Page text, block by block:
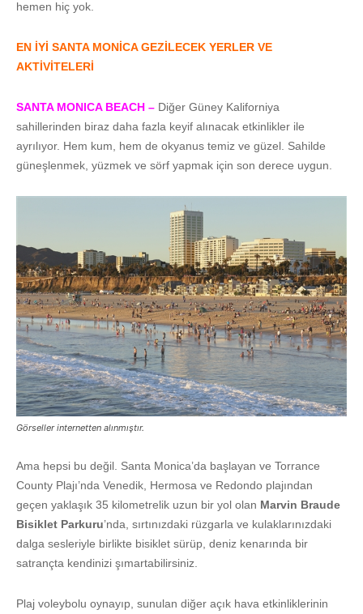
hemen hiç yok.
EN İYİ SANTA MONİCA GEZİLECEK YERLER VE
AKTİVİTELERİ
SANTA MONICA BEACH – Diğer Güney Kaliforniya
sahillerinden biraz daha fazla keyif alınacak etkinlikler ile
ayrılıyor. Hem kum, hem de okyanus temiz ve güzel. Sahilde
güneşlenmek, yüzmek ve sörf yapmak için son derece uygun.
Görseller internetten alınmıştır.
Ama hepsi bu değil. Santa Monica’da başlayan ve Torrance
County Plajı’nda Venedik, Hermosa ve Redondo plajından
geçen yaklaşık 35 kilometrelik uzun bir yol olan Marvin Braude
Bisiklet Parkuru’nda, sırtınızdaki rüzgarla ve kulaklarınızdaki
dalga sesleriyle birlikte bisiklet sürüp, deniz kenarında bir
satrançta kendinizi şımartabilirsiniz.
Plaj voleybolu oynayıp, sunulan diğer açık hava etkinliklerinin